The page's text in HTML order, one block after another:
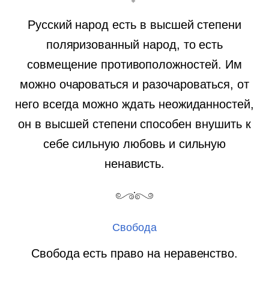
Русский народ есть в высшей степени
поляризованный народ, то есть
совмещение противоположностей. Им
можно очароваться и разочароваться, от
него всегда можно ждать неожиданностей,
он в высшей степени способен внушить к
себе сильную любовь и сильную
ненависть.
Свобода
Свобода есть право на неравенство.